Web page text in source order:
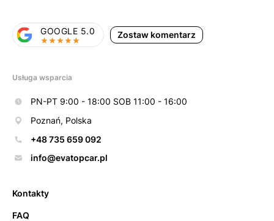
Zostaw komentarz
GOOGLE 5.0
Usługa wsparcia
PN-PT 9:00 - 18:00 SOB 11:00 - 16:00
Poznań, Polska
+48 735 659 092
info@evatopcar.pl
Kontakty
FAQ